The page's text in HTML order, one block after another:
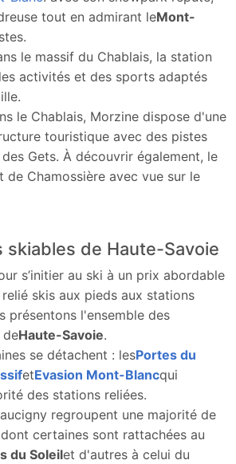
tout en admirant leMont-
le massif du Chablais, la station
activités et des sports adaptés
le Chablais, Morzine dispose d'une
touristique avec des pistes
Gets. À découvrir également, le
de Chamossière avec vue sur le
skiables de Haute-Savoie
s’initier au ski à un prix abordable
skis aux pieds aux stations
présentons l'ensemble des
deHaute-Savoie.
se détachent : lesPortes du
etEvasion Mont-Blancqui
des stations reliées.
regroupent une majorité de
certaines sont rattachées au
du Soleilet d'autres à celui du